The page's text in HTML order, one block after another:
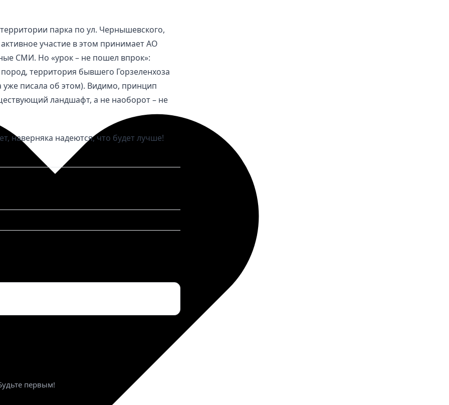
парка по ул. Чернышевского,
участие в этом принимает АО
СМИ. Но «урок – не пошел впрок»:
территория бывшего Горзеленхоза
писала об этом). Видимо, принцип
ландшафт, а не наоборот – не
наверняка надеются, что будет лучше!
почта*
первым!